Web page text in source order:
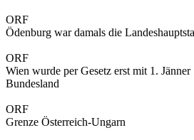
ORF
Ödenburg war damals die
ORF
Wien wurde per Gesetz erst mit 1. Jänner
Bundesland
ORF
Grenze Österreich-Ungarn